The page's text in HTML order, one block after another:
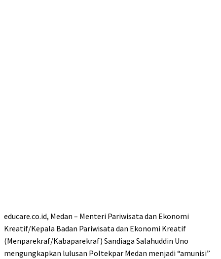
educare.co.id, Medan – Menteri Pariwisata dan Ekonomi
Kreatif/Kepala Badan Pariwisata dan Ekonomi Kreatif
(Menparekraf/Kabaparekraf) Sandiaga Salahuddin Uno
mengungkapkan lulusan Poltekpar Medan menjadi “amunisi”